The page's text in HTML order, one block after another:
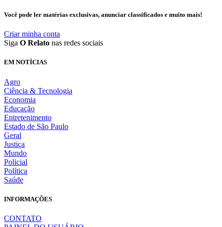
Você pode ler matérias exclusivas, anunciar classificados e muito mais!
Criar minha conta
Siga O Relato nas redes sociais
EM NOTÍCIAS
Agro
Ciência & Tecnologia
Economia
Educação
Entretenimento
Estado de São Paulo
Geral
Justiça
Mundo
Policial
Política
Saúde
INFORMAÇÕES
CONTATO